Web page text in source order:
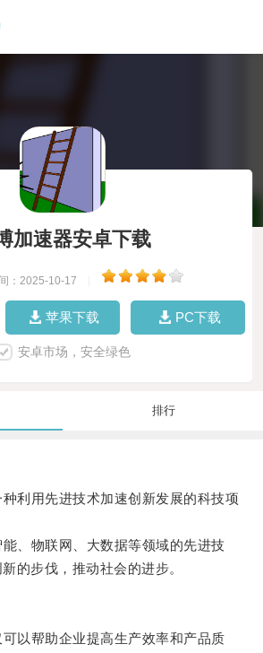
加速器安卓下载
：2025-10-17
苹果下载 PC下载
安卓市场，安全绿色
排行
用先进技术加速创新发展的科技项
物联网、大数据等领域的先进技
的步伐，推动社会的进步。
帮助企业提高生产效率和产品质